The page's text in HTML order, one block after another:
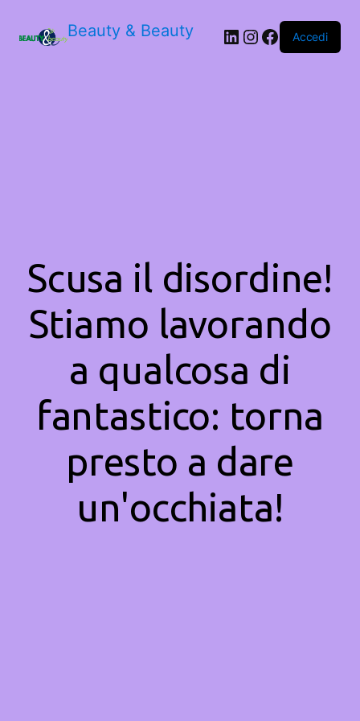
Beauty & Beauty LinkedIn
Instagram
Facebook
Accedi
Scusa il disordine!
Stiamo lavorando
a qualcosa di
fantastico: torna
presto a dare
un'occhiata!